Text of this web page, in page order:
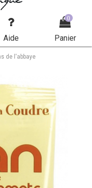
Aide
0
Panier
de l'abbaye